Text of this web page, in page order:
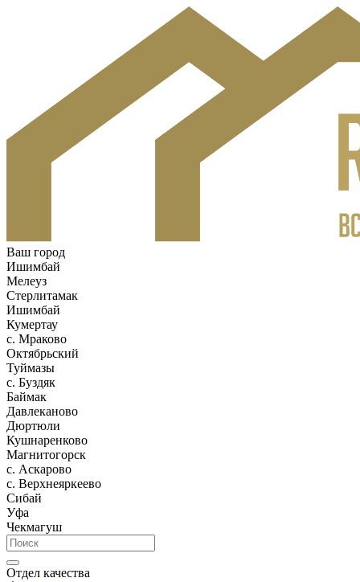
Ваш город
Ишимбай
Мелеуз
Стерлитамак
Ишимбай
Кумертау
c. Мраково
Октябрьский
Туймазы
c. Буздяк
Баймак
Давлеканово
Дюртюли
Кушнаренково
Магнитогорск
с. Аскарово
с. Верхнеяркеево
Сибай
Уфа
Чекмагуш
Отдел качества